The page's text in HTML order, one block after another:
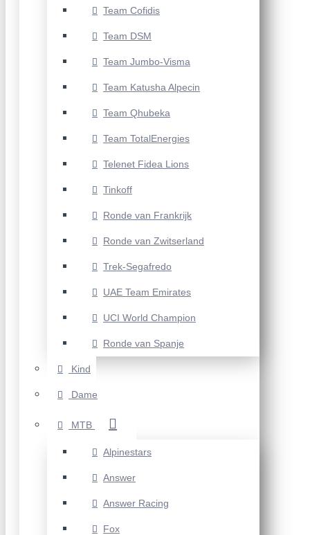
Team Cofidis
Team DSM
Team Jumbo-Visma
Team Katusha Alpecin
Team Qhubeka
Team TotalEnergies
Telenet Fidea Lions
Tinkoff
Ronde van Frankrijk
Ronde van Zwitserland
Trek-Segafredo
UAE Team Emirates
UCI World Champion
Ronde van Spanje
Kind
Dame
MTB
Alpinestars
Answer
Answer Racing
Fox